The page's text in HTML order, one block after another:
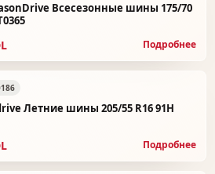
Всесезонные шины 175/70
Подробнее
Летние шины 205/55 R16 91H
Подробнее